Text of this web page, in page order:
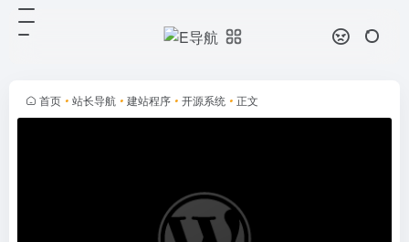
首页 • 站长导航 • 建站程序 • 开源系统 • 正文
统。商业开源协议100%开源：知识
付费圈子。帖子付费，图片付费，视
频付费，附件付费，支持pc端...